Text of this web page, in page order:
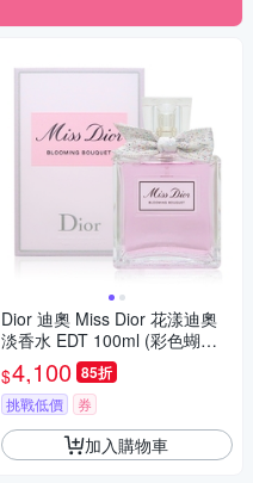
Dior 迪奧 Miss Dior 花漾迪奧
淡香水 EDT 100ml (彩色蝴蝶
結新版)
$4,100 85折
挑戰低價 券
加入購物車